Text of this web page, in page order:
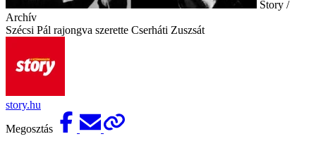
Story /
Archív
Szécsi Pál rajongva szerette Cserháti Zuszsát
story.hu
Megosztás